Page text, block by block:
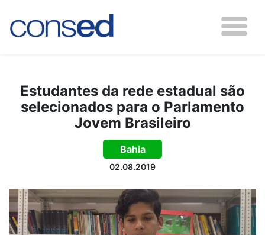
Estudantes da rede estadual são
selecionados para o Parlamento
Jovem Brasileiro
Bahia
02.08.2019